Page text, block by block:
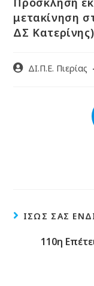
μετακίνηση
ΔΣ Κατερίνης)
ΔΙ.Π.Ε. Πιερίας
ΊΣΩΣ ΣΑΣ
110η